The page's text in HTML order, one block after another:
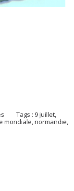
Tags : 9 juillet,
mondiale,normandie,